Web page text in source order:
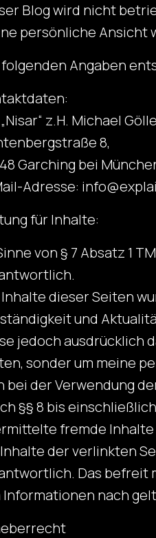
Blog wird nicht
persönliche Ansicht
Angaben
z.H. Michael
8,
Garching bei
Adresse:
für Inhalte:
von § 7 Absatz 1
dieser Seiten
und
jedoch ausdrücklich
sonder um meine
bei der Verwendung
§§ 8 bis
fremde Inhalte
der verlinkten
Das befreit
Informationen nach